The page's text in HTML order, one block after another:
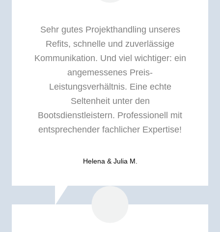
Sehr gutes Projekthandling unseres
Refits, schnelle und zuverlässige
Kommunikation. Und viel wichtiger: ein
angemessenes Preis-
Leistungsverhältnis. Eine echte
Seltenheit unter den
Bootsdienstleistern. Professionell mit
entsprechender fachlicher Expertise!
Helena & Julia M.